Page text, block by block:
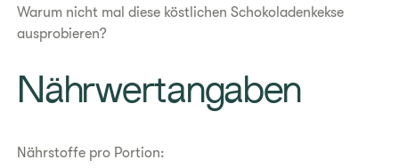
Warum nicht mal diese köstlichen Schokoladenkekse
ausprobieren?
​Nährwertangaben
Nährstoffe pro Portion: